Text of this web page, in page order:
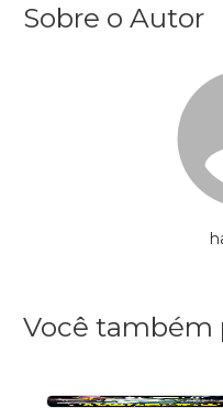
Sobre o Autor
Você também